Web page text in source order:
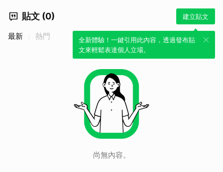
貼文 (0) 建立貼文
全新體驗！一鍵引用此內容，透過發布貼
文來輕鬆表達個人立場。
最新 熱門
尚無內容。